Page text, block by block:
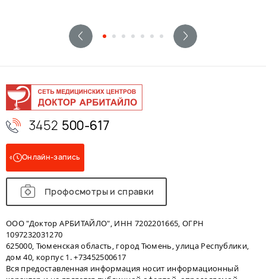
3452 500-617
Онлайн-запись
Профосмотры и справки
ООО "Доктор АРБИТАЙЛО", ИНН 7202201665, ОГРН
1097232031270
625000, Тюменская область, город Тюмень, улица Республики,
дом 40, корпус 1. +73452500617
Вся предоставленная информация носит информационный